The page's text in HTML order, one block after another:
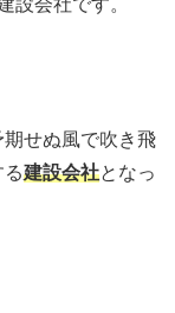
設会社です。
せぬ風で吹き飛
建設会社となっ